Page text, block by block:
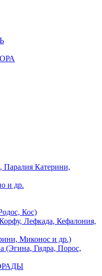
Катерини,
и др.
Кос)
Лефкада, Кефалония,
Миконос и др.)
Гидра, Порос,